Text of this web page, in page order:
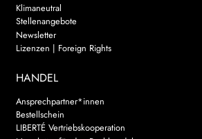
Klimaneutral
Stellenangebote
Newsletter
Lizenzen | Foreign Rights
HANDEL
Ansprechpartner*innen
Bestellschein
LIBERTÉ Vertriebskooperation